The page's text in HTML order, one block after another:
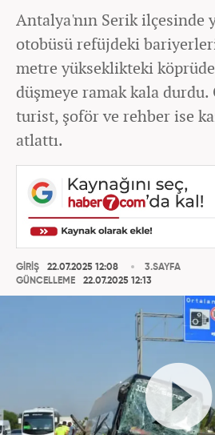
Antalya'nın Serik ilçesinde
otobüsü refüjdeki
metre yükseklikteki
düşmeye ramak kala
turist, şoför ve rehber ise
atlattı.
GİRİŞ
22.07.2025 12:08
GÜNCELLEME
22.07.2025 12:13
3.SAYFA